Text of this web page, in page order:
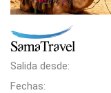
Salida desde:
Fechas: